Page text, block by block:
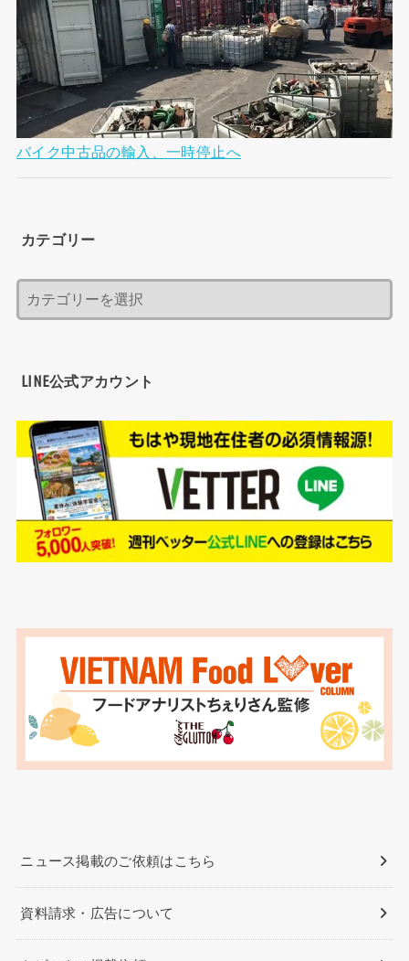
バイク中古品の輸入、一時停止へ
カテゴリー
LINE公式アカウント
ニュース掲載のご依頼はこちら
資料請求・広告について